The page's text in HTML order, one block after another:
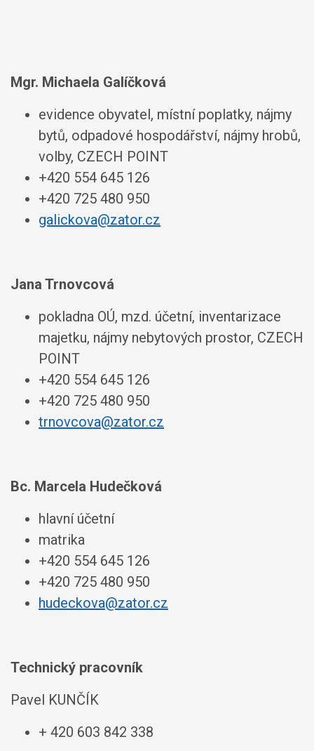
Mgr. Michaela Galíčková
evidence obyvatel, místní poplatky, nájmy
bytů, odpadové hospodářství, nájmy hrobů,
volby, CZECH POINT
+420 554 645 126
+420 725 480 950
galickova@zator.cz
Jana Trnovcová
pokladna OÚ, mzd. účetní, inventarizace
majetku, nájmy nebytových prostor, CZECH
POINT
+420 554 645 126
+420 725 480 950
trnovcova@zator.cz
Bc. Marcela Hudečková
hlavní účetní
matrika
+420 554 645 126
+420 725 480 950
hudeckova@zator.cz
Technický pracovník
Pavel KUNČÍK
+ 420 603 842 338